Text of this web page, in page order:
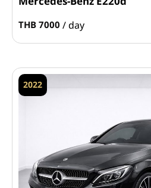
THB 7000 / day
2022